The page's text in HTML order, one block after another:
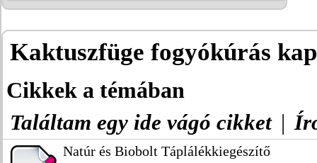
Kaktuszfüge fogyókúrás
Cikkek a témában
Találtam egy ide vágó cikket
Natúr és Biobolt Táplálékkiegészítő